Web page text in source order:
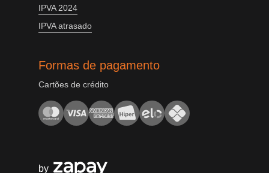
IPVA 2024
IPVA atrasado
Formas de pagamento
Cartões de crédito
by